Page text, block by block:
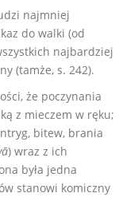
najmniej
do walki (od
najbardziej
(tamże, s. 242).
że poczynania
z mieczem w ręku;
bitew, brania
) wraz z ich
była jedna
stanowi komiczny